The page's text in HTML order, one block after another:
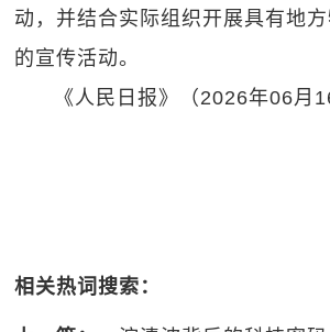
动，并结合实际组织开展具有地
的宣传活动。
《人民日报》（2026年06月
相关热词搜索：